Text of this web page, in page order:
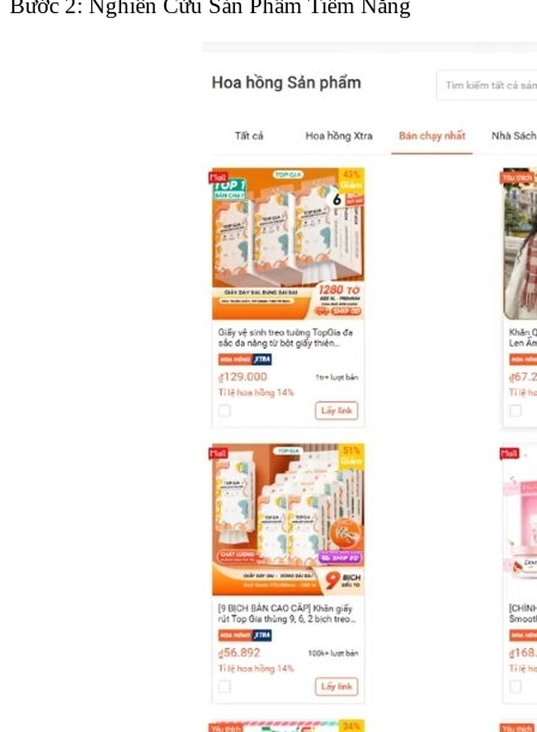
Bước 2: Nghiên Cứu Sản Phẩm Tiềm Năng